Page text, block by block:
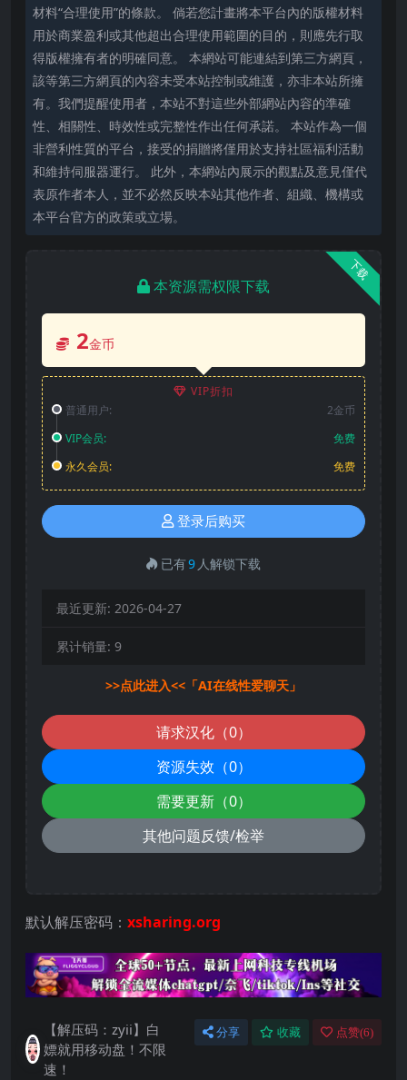
材料“合理使用”的條款。 倘若您計畫將本平台內的版權材料
用於商業盈利或其他超出合理使用範圍的目的，則應先行取
得版權擁有者的明確同意。 本網站可能連結到第三方網頁，
該等第三方網頁的內容未受本站控制或維護，亦非本站所擁
有。我們提醒使用者，本站不對這些外部網站內容的準確
性、相關性、時效性或完整性作出任何承諾。 本站作為一個
非營利性質的平台，接受的捐贈將僅用於支持社區福利活動
和維持伺服器運行。 此外，本網站內展示的觀點及意見僅代
表原作者本人，並不必然反映本站其他作者、組織、機構或
本平台官方的政策或立場。
下载
本资源需权限下载
2金币
VIP折扣
普通用户:
2金币
VIP会员:
免费
永久会员:
免费
登录后购买
已有9 人解锁下载
最近更新: 2026-04-27
累计销量: 9
>>点此进入<<「AI在线性爱聊天」
请求汉化（0）
资源失效（0）
需要更新（0）
其他问题反馈/检举
默认解压密码： xsharing.org
【解压码：zyii】白
嫖就用移动盘！不限
速！
分享 收藏 点赞(6)